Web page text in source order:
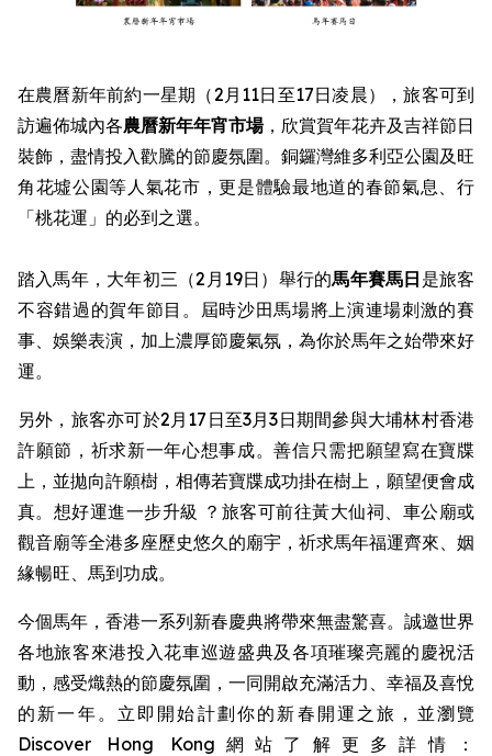
在農曆新年前約一星期（2月11日至17日凌晨），旅客可到
訪遍佈城內各農曆新年年宵市場，欣賞賀年花卉及吉祥節日
裝飾，盡情投入歡騰的節慶氛圍。銅鑼灣維多利亞公園及旺
角花墟公園等人氣花市，更是體驗最地道的春節氣息、行
「桃花運」的必到之選。
踏入馬年，大年初三（2月19日）舉行的馬年賽馬日 是旅客
不容錯過的賀年節目。屆時沙田馬場將上演連場刺激的賽
事、娛樂表演，加上濃厚節慶氣氛，為你於馬年之始帶來好
運。
另外，旅客亦可於2月17日至3月3日期間參與大埔林村香港
許願節，祈求新一年心想事成。善信只需把願望寫在寶牒
上，並拋向許願樹，相傳若寶牒成功掛在樹上，願望便會成
真。想好運進一步升級 ？旅客可前往黃大仙祠、車公廟或
觀音廟等全港多座歷史悠久的廟宇，祈求馬年福運齊來、姻
緣暢旺、馬到功成。
今個馬年，香港一系列新春慶典將帶來無盡驚喜。誠邀世界
各地旅客來港投入花車巡遊盛典及各項璀璨亮麗的慶祝活
動，感受熾熱的節慶氛圍，一同開啟充滿活力、幸福及喜悅
的新一年。立即開始計劃你的新春開運之旅，並瀏覽
Discover Hong Kong網站了解更多詳情：